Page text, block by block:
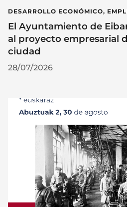
DESARROLLO ECONÓMICO,
El Ayuntamiento de
al proyecto empresarial
ciudad
28/07/2026